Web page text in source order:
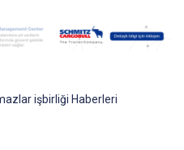
işbirliği Haberleri